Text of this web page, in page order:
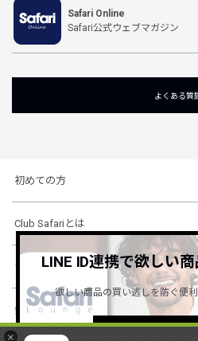
×
Safari Online
Safari公式ウェブマガジン
よくある質
初めての方
Club Safariとは
ショッピングガイド
会社概要・規約
LINE ID連携で欲しい
欲しい商品の買い逃しを防ぐ便
詳しくはこ